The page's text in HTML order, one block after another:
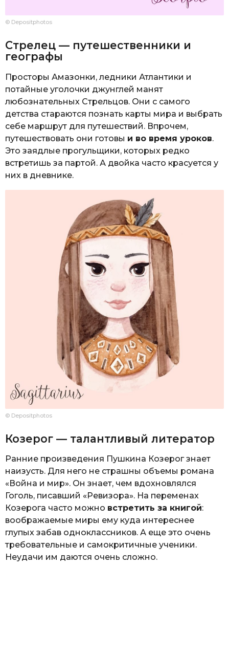
© Depositphotos
Стрелец — путешественники и
географы
Просторы Амазонки, ледники Атлантики и
потайные уголочки джунглей манят
любознательных Стрельцов. Они с самого
детства стараются познать карты мира и выбрать
себе маршрут для путешествий. Впрочем,
путешествовать они готовы и во время уроков.
Это заядлые прогульщики, которых редко
встретишь за партой. А двойка часто красуется у
них в дневнике.
© Depositphotos
Козерог — талантливый литератор
Ранние произведения Пушкина Козерог знает
наизусть. Для него не страшны объемы романа
«Война и мир». Он знает, чем вдохновлялся
Гоголь, писавший «Ревизора». На переменах
Козерога часто можно встретить за книгой:
воображаемые миры ему куда интереснее
глупых забав одноклассников. А еще это очень
требовательные и самокритичные ученики.
Неудачи им даются очень сложно.